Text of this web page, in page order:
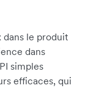
dans le produit
dans
simples
efficaces, qui